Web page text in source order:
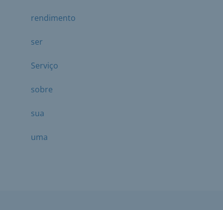
rendimento
ser
Serviço
sobre
sua
uma